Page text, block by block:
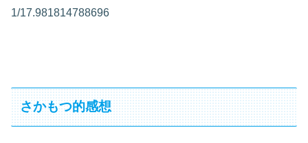
1/17.981814788696
さかもつ的感想